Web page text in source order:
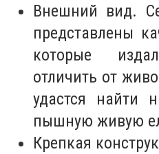
Внешний вид.
представлены
которые
отличить от
удастся найти
пышную живую
Крепкая